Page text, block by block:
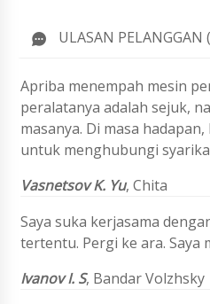
ULASAN PELANGGAN
Apriba menempah mesin
peralatanya adalah sejuk,
masanya. Di masa
untuk menghubungi
Vasnetsov K. Yu, Chita
Saya suka kerjasama
tertentu. Pergi ke ara.
Ivanov I. S, Bandar Volzhsky